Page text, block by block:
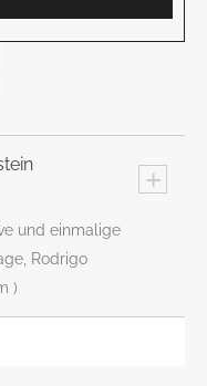
+
und einmalige
Rodrigo
)